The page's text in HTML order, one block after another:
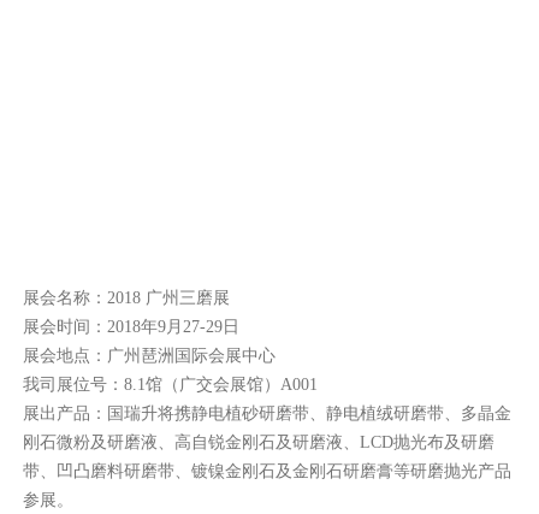
展会名称：2018 广州三磨展
展会时间：2018年9月27-29日
展会地点：广州琶洲国际会展中心
我司展位号：8.1馆（广交会展馆）A001
展出产品：国瑞升将携静电植砂研磨带、静电植绒研磨带、多晶金
刚石微粉及研磨液、高自锐金刚石及研磨液、LCD抛光布及研磨
带、凹凸磨料研磨带、镀镍金刚石及金刚石研磨膏等研磨抛光产品
参展。